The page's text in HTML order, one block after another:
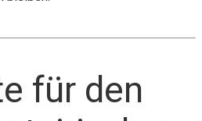
für den